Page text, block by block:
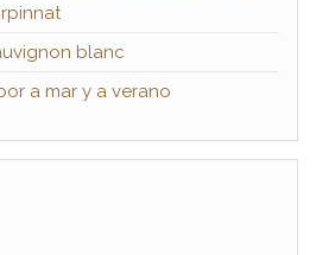
blanc
a mar y a verano